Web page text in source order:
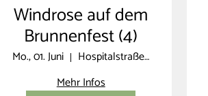
Windrose auf dem
Brunnenfest (4)
Mo., 01. Juni
Hospitalstraße 9
Mehr Infos